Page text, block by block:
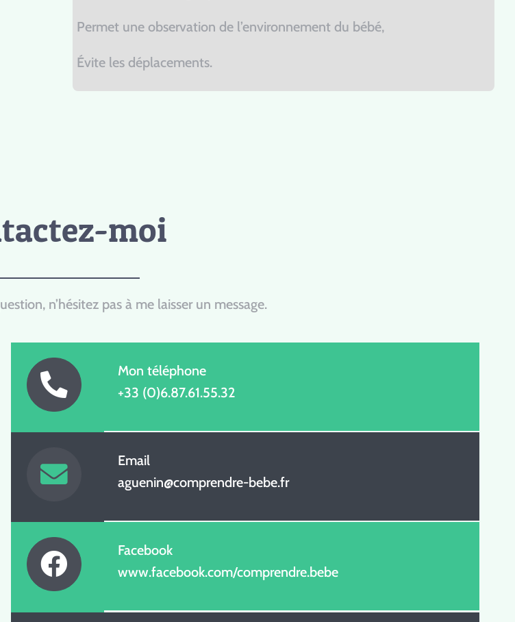
Permet une observation de l’environnement du bébé,
Évite les déplacements.
moi
n’hésitez pas à me laisser un message.
Mon téléphone
+33 (0)6.87.61.55.32
Email
aguenin@comprendre-bebe.fr
Facebook
www.facebook.com/comprendre.bebe